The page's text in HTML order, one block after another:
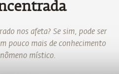
nos afeta? Se sim, pode ser
pouco mais de conhecimento
místico.